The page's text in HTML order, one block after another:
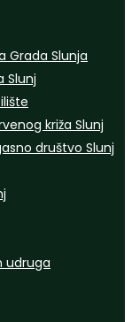
Grada Slunja
Slunj
križa Slunj
društvo Slunj
udruga